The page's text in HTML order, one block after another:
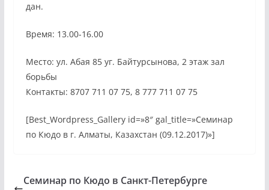
дан.
Время: 13.00-16.00
Место: ул. Абая 85 уг. Байтурсынова, 2 этаж зал
борьбы
Контакты: 8707 711 07 75, 8 777 711 07 75
[Best_Wordpress_Gallery id=»8″ gal_title=»Семинар
по Кюдо в г. Алматы, Казахстан (09.12.2017)»]
Семинар по Кюдо в Санкт-Петербурге